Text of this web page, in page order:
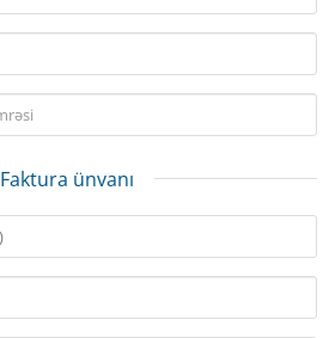
Faktura ünvanı